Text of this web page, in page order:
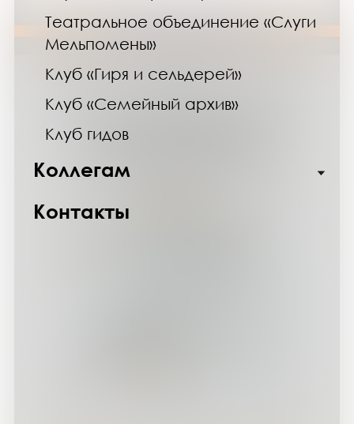
Театральное объединение «Слуги
Мельпомены»
Клуб «Гиря и сельдерей»
Клуб «Семейный архив»
Клуб гидов
Коллегам
Контакты